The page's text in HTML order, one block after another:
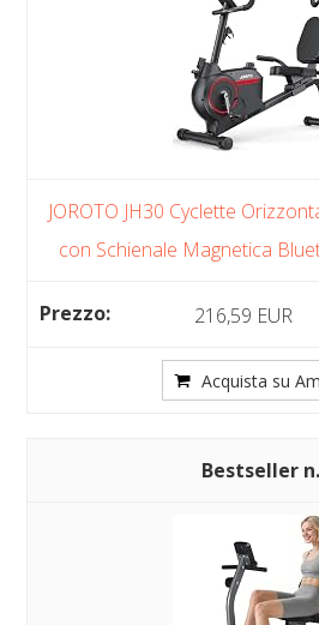
JOROTO JH30 Cyclette
con Schienale Magnetica
216,59 EUR
Acquista su